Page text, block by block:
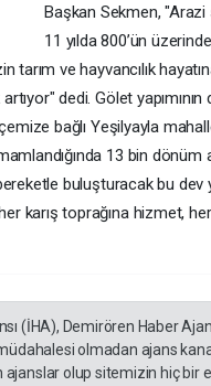
Başkan Sekmen,
11 yılda 800’ün
tarım ve hayvancılık
dedi. Gölet
bağlı Yeşilyayla
13 bin dönüm
buluşturacak bu dev
karış toprağına hizmet,
(İHA), Demirören Haber
olmadan ajans
olup sitemizin hiç bir